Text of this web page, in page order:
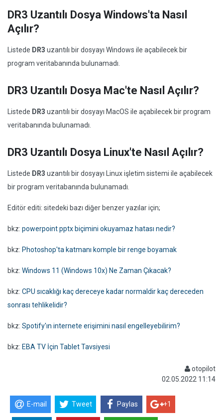
DR3 Uzantılı Dosya Windows'ta Nasıl
Açılır?
Listede DR3 uzantılı bir dosyayı Windows ile açabilecek bir
program veritabanında bulunamadı.
DR3 Uzantılı Dosya Mac'te Nasıl Açılır?
Listede DR3 uzantılı bir dosyayı MacOS ile açabilecek bir program
veritabanında bulunamadı.
DR3 Uzantılı Dosya Linux'te Nasıl Açılır?
Listede DR3 uzantılı bir dosyayı Linux işletim sistemi ile açabilecek
bir program veritabanında bulunamadı.
Editör editi: sitedeki bazı diğer benzer yazılar için;
bkz: powerpoint pptx biçimini okuyamaz hatası nedir?
bkz: Photoshop'ta katmanı komple bir renge boyamak
bkz: Windows 11 (Windows 10x) Ne Zaman Çıkacak?
bkz: CPU sıcaklığı kaç dereceye kadar normaldir kaç dereceden
sonrası tehlikelidir?
bkz: Spotify'ın internete erişimini nasıl engelleyebilirim?
bkz: EBA TV İçin Tablet Tavsiyesi
otopilot
02.05.2022 11:14
E-mail Tweet Paylas +1